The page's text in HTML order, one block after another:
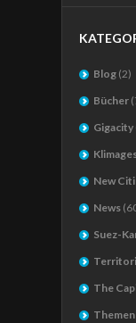
Blog (2)
Bücher
Gigacity
New
News
Suez-
The
Themen